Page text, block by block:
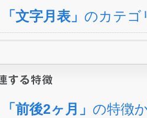
「文字月表」 のカテゴ
「前後2ヶ月」 の特徴